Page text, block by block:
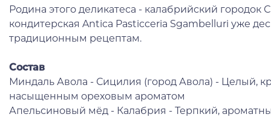
Родина этого деликатеса - калабрийский городок
кондитерская Antica Pasticceria Sgambelluri уже
традиционным рецептам.
Состав
Миндаль Авола - Сицилия (город Авола) - Целый,
насыщенным ореховым ароматом
Апельсиновый мёд - Калабрия - Терпкий,